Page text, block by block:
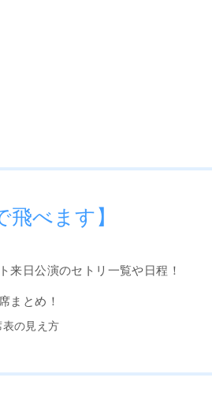
べます】
来日公演のセトリ一覧や日程！
まとめ！
の見え方